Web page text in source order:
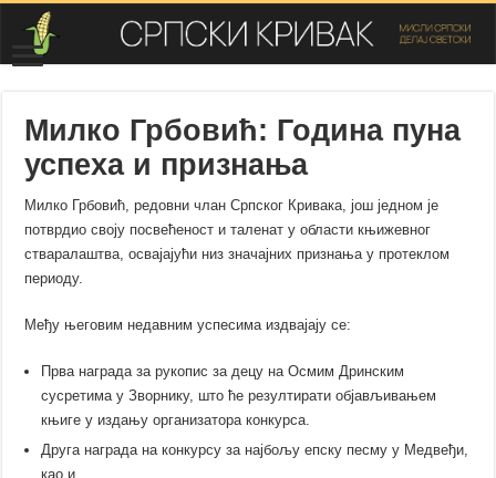
Милко Грбовић: Година пуна
успеха и признања
Милко Грбовић, редовни члан Српског Кривака, још једном је
потврдио своју посвећеност и таленат у области књижевног
стваралаштва, освајајући низ значајних признања у протеклом
периоду.
Међу његовим недавним успесима издвајају се:
Прва награда за рукопис за децу на Осмим Дринским
сусретима у Зворнику, што ће резултирати објављивањем
књиге у издању организатора конкурса.
Друга награда на конкурсу за најбољу епску песму у Медвеђи,
као и